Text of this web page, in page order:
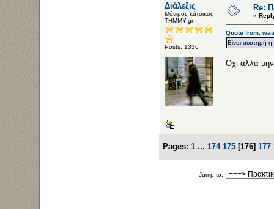
Διάλεξις
Μόνιμος κάτοικος
ΤΗΜΜΥ.gr
Posts: 1336
Re:
«
Quote from:
Είναι αυστηρή
Όχι αλλά μην
Pages: 1 ... 174 175 [176] 177
Jump to: